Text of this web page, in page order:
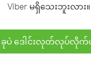
Viber မရှိသေးဘူးလား။
ခုပဲ ဒေါင်းလုတ်လုပ်လိုက်ပ